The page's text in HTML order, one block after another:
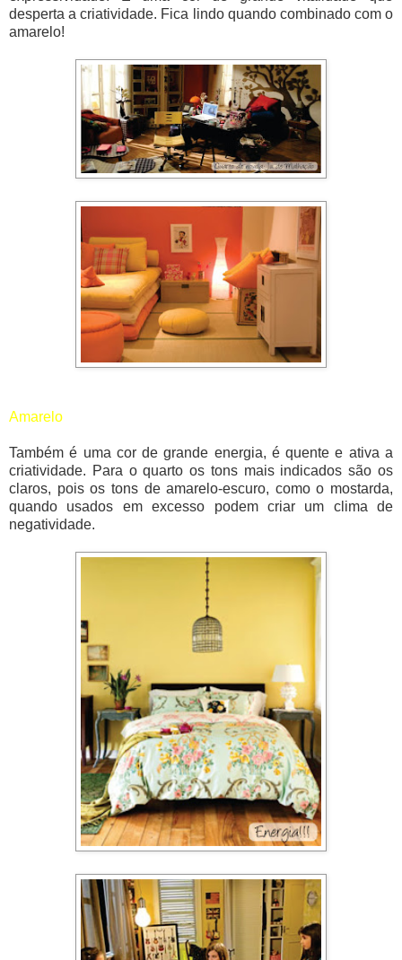
desperta a criatividade. Fica lindo quando combinado com o
amarelo!
Amarelo
Também é uma cor de grande energia, é quente e ativa a
criatividade. Para o quarto os tons mais indicados são os
claros, pois os tons de amarelo-escuro, como o mostarda,
quando usados em excesso podem criar um clima de
negatividade.